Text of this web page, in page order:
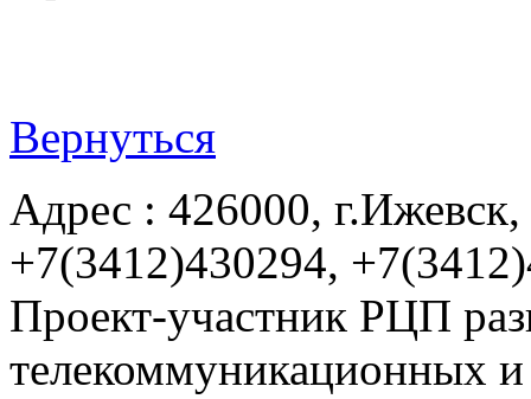
Вернуться
Адрес : 426000,
+7(3412)430294,
Проект-участник РЦП
телекоммуникационных